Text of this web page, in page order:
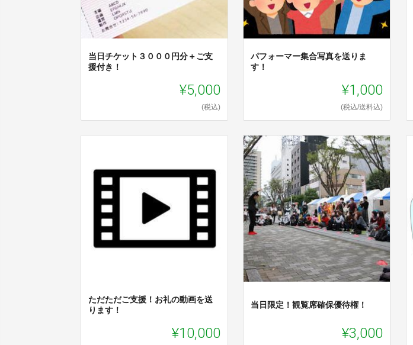
当日チケット３０００円分＋ご支
援付き！
¥5,000
(税込)
パフォーマー集合写真を送りま
す！
¥1,000
(税込/送料込)
ただただご支援！お礼の動画を送
ります！
¥10,000
当日限定！観覧席確保優待権！
¥3,000